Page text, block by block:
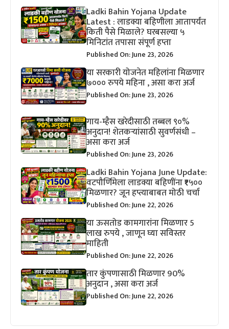
Ladki Bahin Yojana Update
Latest : लाडक्या बहिणीला आतापर्यंत
किती पैसे मिळाले? घरबसल्या ५
मिनिटांत तपासा संपूर्ण हप्ता
Published On: June 23, 2026
या सरकारी योजनेत महिलांना मिळणार
७००० रुपये महिना , असा करा अर्ज
Published On: June 23, 2026
गाय-म्हैस खरेदीसाठी तब्बल ९०%
अनुदान! शेतकऱ्यांसाठी सुवर्णसंधी –
असा करा अर्ज
Published On: June 23, 2026
Ladki Bahin Yojana June Update:
वटपौर्णिमेला लाडक्या बहिणींना ₹१५००
मिळणार? जून हप्त्याबाबत मोठी चर्चा
Published On: June 22, 2026
या ऊसतोड कामगारांना मिळणार 5
लाख रुपये , जाणून घ्या सविस्तर
माहिती
Published On: June 22, 2026
तार कुंपणासाठी मिळणार 90%
अनुदान , असा करा अर्ज
Published On: June 22, 2026